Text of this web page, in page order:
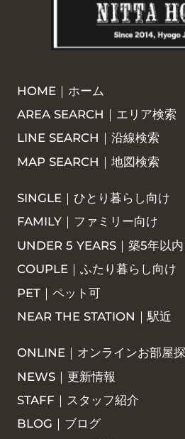
HOME｜ホーム
AREA SEARCH｜エリア検索
LINE SEARCH｜沿線検索
MAP SEARCH｜地図検索
SINGLE｜ひとり暮らし向け
FAMILY｜ファミリー向け
UNDER 5 YEARS｜築5年以内
COUPLE｜ふたり暮らし向け
PET｜ペット可
NEAR THE STATION｜駅近
ONLINE｜オンラインお部屋
NEWS｜更新情報
STAFF｜スタッフ紹介
BLOG｜ブログ